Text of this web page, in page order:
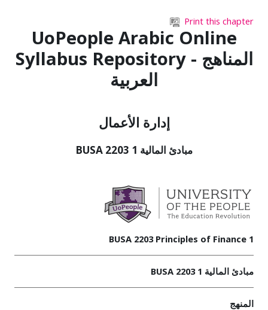
Print this chapter
UoPeople Arabic Online
Syllabus Repository - المناهج
العربية
إدارة الأعمال
BUSA 2203 مبادئ المالية 1
BUSA 2203 Principles of Finance 1
BUSA 2203 مبادئ المالية 1
المنهج